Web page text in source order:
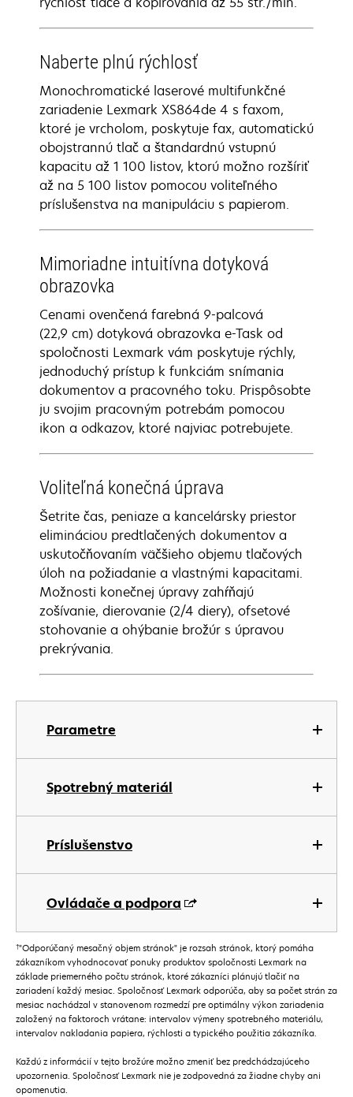
Parametre
Spotrebný materiál
Príslušenstvo
Ovládače a podpora
Naberte plnú rýchlosť
Monochromatické laserové multifunkčné
zariadenie Lexmark XS864de 4 s faxom,
ktoré je vrcholom, poskytuje fax, automatickú
obojstrannú tlač a štandardnú vstupnú
kapacitu až 1 100 listov, ktorú možno rozšíriť
až na 5 100 listov pomocou voliteľného
príslušenstva na manipuláciu s papierom.
Mimoriadne intuitívna dotyková
obrazovka
Cenami ovenčená farebná 9-palcová
(22,9 cm) dotyková obrazovka e-Task od
spoločnosti Lexmark vám poskytuje rýchly,
jednoduchý prístup k funkciám snímania
dokumentov a pracovného toku. Prispôsobte
ju svojim pracovným potrebám pomocou
ikon a odkazov, ktoré najviac potrebujete.
Voliteľná konečná úprava
Šetrite čas, peniaze a kancelársky priestor
elimináciou predtlačených dokumentov a
uskutočňovaním väčšieho objemu tlačových
úloh na požiadanie a vlastnými kapacitami.
Možnosti konečnej úpravy zahŕňajú
zošívanie, dierovanie (2/4 diery), ofsetové
stohovanie a ohýbanie brožúr s úpravou
prekrývania.
†"Odporúčaný mesačný objem stránok" je rozsah stránok, ktorý pomáha
zákazníkom vyhodnocovať ponuky produktov spoločnosti Lexmark na
základe priemerného počtu stránok, ktoré zákazníci plánujú tlačiť na
zariadení každý mesiac. Spoločnosť Lexmark odporúča, aby sa počet strán za
mesiac nachádzal v stanovenom rozmedzí pre optimálny výkon zariadenia
založený na faktoroch vrátane: intervalov výmeny spotrebného materiálu,
intervalov nakladania papiera, rýchlosti a typického použitia zákazníka.
Každú z informácií v tejto brožúre možno zmeniť bez predchádzajúceho
upozornenia. Spoločnosť Lexmark nie je zodpovedná za žiadne chyby ani
opomenutia.